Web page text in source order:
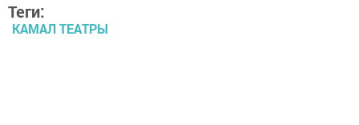
Теги:
КАМАЛ ТЕАТРЫ